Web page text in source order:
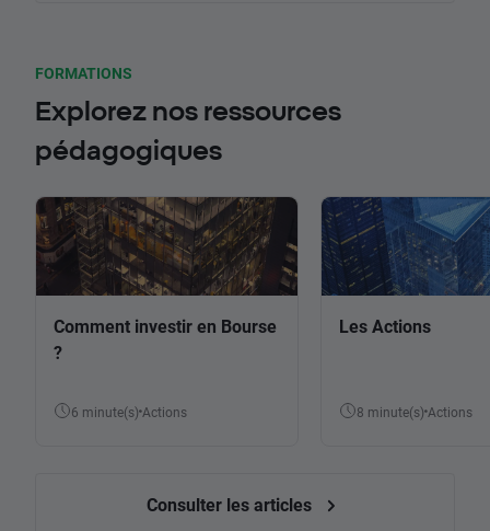
FORMATIONS
Explorez nos ressources
pédagogiques
Comment investir en Bourse
?
6 minute(s) Actions
Les Actions
8 minute(s) Actions
Consulter les articles